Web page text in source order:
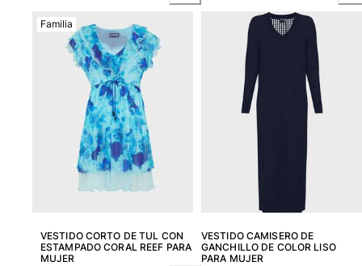
Vestidos
Polos
Shorts
Camisas
Túnicas
Pantalones
Sweatshirts
Camisetas
Colección loungewear
Kimonos
Yachting collection
VESTIDO CORTO DE TUL CON
ESTAMPADO CORAL REEF PARA
MUJER
Familia
VESTIDO CAMISERO DE
GANCHILLO DE COLOR LISO
PARA MUJER